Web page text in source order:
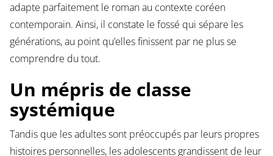
adapte parfaitement le roman au contexte coréen
contemporain. Ainsi, il constate le fossé qui sépare les
générations, au point qu’elles finissent par ne plus se
comprendre du tout.
Un mépris de classe
systémique
Tandis que les adultes sont préoccupés par leurs propres
histoires personnelles, les adolescents grandissent de leur